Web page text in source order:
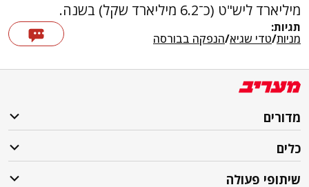
מיליארד ליש"ט (כ־6.2 מיליארד שקל) בשנה.
תגיות:
מניות/טדי שגיא/הנפקה בבורסה
מדורים
כלים
שיתופי פעולה